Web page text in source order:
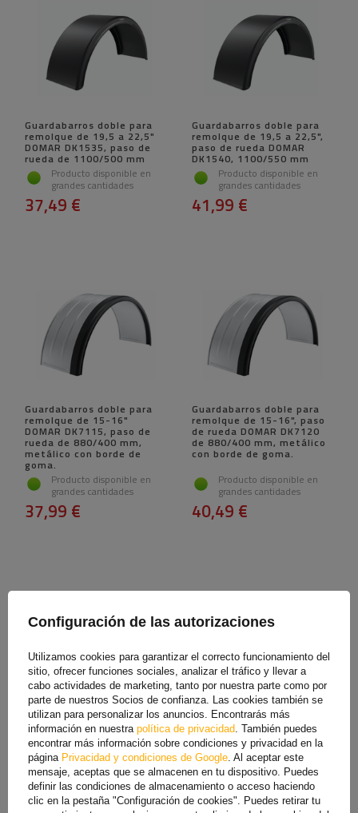
Guardabarros doble para
remolque de 19,5 a 22,5"
DOMAR DK1535, paso de
rueda de 1100/500 mm
Producto disponible en
grandes cantidades
37,49 €
Guardabarros doble para
remolque de 19,5 a 22,5",
paso de rueda DOMAR
DK1540, 1100/550 mm
Producto disponible en
grandes cantidades
41,99 €
Guardabarros doble para
remolque de 15-16"
DOMAR DK7115, paso de
rueda de 880/400 mm,
metálico con borde de
goma.
Producto disponible en
grandes cantidades
37,99 €
Guardabarros doble para
remolque de 15-16", paso
de rueda DOMAR DK7120
de 880/400 mm, metálico
con borde de goma.
Producto disponible en
grandes cantidades
40,49 €
Guardabarros doble para
remolque de 17,5 a 19,5",
paso de rueda DOMAR
DK7140 de 1000/500 mm,
metálico con borde de
goma.
Producto disponible en
grandes cantidades
Guardabarros tándem para
remolque de 15-16" DE
HAAN THMK 24150 paso de
rueda 1500/240mm
Producto disponible en
grandes cantidades
Configuración de las autorizaciones
Utilizamos cookies para garantizar el correcto funcionamiento del
sitio, ofrecer funciones sociales, analizar el tráfico y llevar a
cabo actividades de marketing, tanto por nuestra parte como por
parte de nuestros Socios de confianza. Las cookies también se
utilizan para personalizar los anuncios. Encontrarás más
información en nuestra política de privacidad. También puedes
encontrar más información sobre condiciones y privacidad en la
página Privacidad y condiciones de Google. Al aceptar este
mensaje, aceptas que se almacenen en tu dispositivo. Puedes
definir las condiciones de almacenamiento o acceso haciendo
clic en la pestaña "Configuración de cookies". Puedes retirar tu